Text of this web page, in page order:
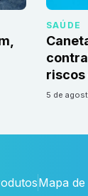
SAÚDE
riscos
5 de
Mapa